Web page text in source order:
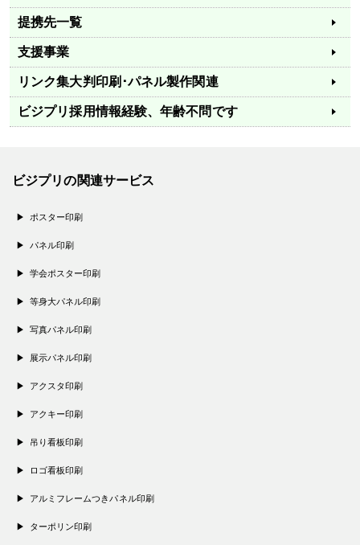
提携先一覧
支援事業
リンク集大判印刷･パネル製作関連
ビジプリ採用情報経験、年齢不問です
ビジプリの関連サービス
ポスター印刷
パネル印刷
学会ポスター印刷
等身大パネル印刷
写真パネル印刷
展示パネル印刷
アクスタ印刷
アクキー印刷
吊り看板印刷
ロゴ看板印刷
アルミフレームつきパネル印刷
ターポリン印刷